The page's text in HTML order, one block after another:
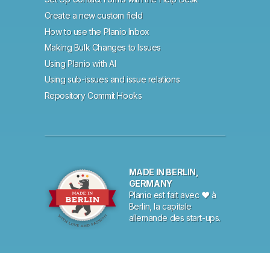
Create a new custom field
How to use the Planio Inbox
Making Bulk Changes to Issues
Using Planio with AI
Using sub-issues and issue relations
Repository Commit Hooks
MADE IN BERLIN,
GERMANY
Planio est fait avec ♥ à
Berlin, la capitale
allemande des start-ups.